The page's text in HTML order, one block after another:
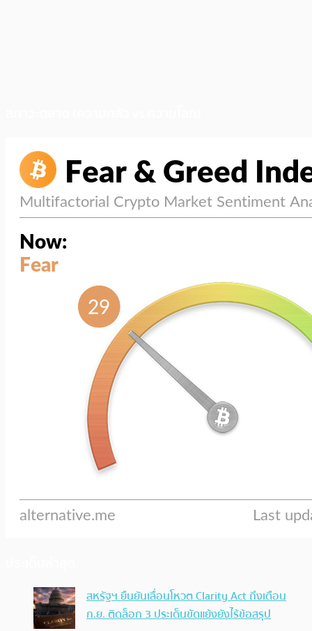
สหรัฐฯ ยืนยันเลื่อนโหวต Clarity Act ถึงเดือน
ก.ย. ติดล็อก 3 ประเด็นขัดแย้งยังไร้ข้อสรุป